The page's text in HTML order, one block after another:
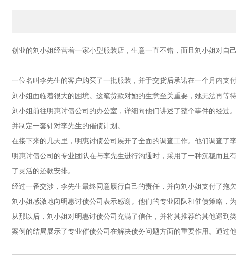
创业的刘小姐经营着一家小型服装店，生意一直不错，而且刘小姐对自
一位名叫李先生的客户购买了一批服装，并于交货后承诺在一个月内支
刘小姐面临着很大的困境。这笔货款对她的生意至关重要，她无法再等
刘小姐前往明惠讨债公司的办公室，详细向他们讲述了整个事件的经过
并制定一套针对李先生的催债计划。
在接下来的几天里，明惠讨债公司展开了全面的调查工作。他们调查了
明惠讨债公司的专业团队在与李先生进行沟通时，采用了一种沉稳而
了灵活的还款安排。
经过一番交涉，李先生最终同意履行自己的责任，并向刘小姐支付了拖
刘小姐感激地向明惠讨债公司表示感谢。他们的专业团队和催债策略，
从那以后，刘小姐对明惠讨债公司充满了信任，并将其推荐给其他遇到
案例的结局展示了专业催债公司在解决债务问题方面的重要作用。通过